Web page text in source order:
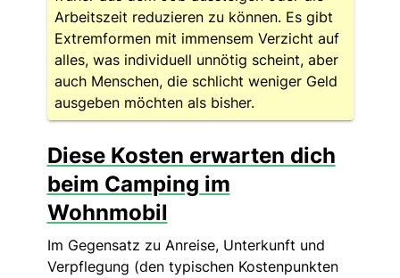
Arbeitszeit reduzieren zu können. Es gibt
Extremformen mit immensem Verzicht auf
alles, was individuell unnötig scheint, aber
auch Menschen, die schlicht weniger Geld
ausgeben möchten als bisher.
Diese Kosten erwarten dich
beim Camping im
Wohnmobil
Im Gegensatz zu Anreise, Unterkunft und
Verpflegung (den typischen Kostenpunkten